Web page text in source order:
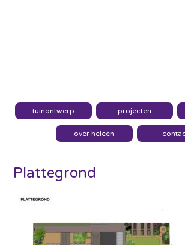
tuinontwerp projecten
over heleen
Plattegrond